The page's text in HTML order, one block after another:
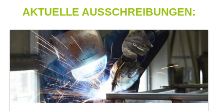
AKTUELLE AUSSCHREIBUNGEN: